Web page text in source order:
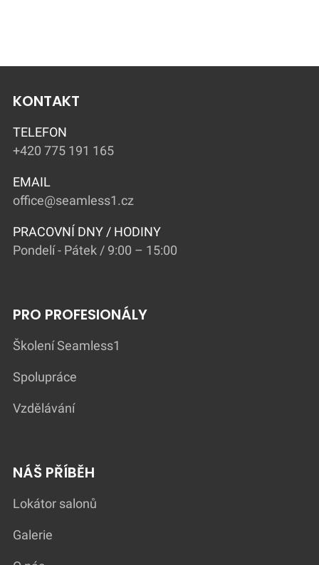
KONTAKT
TELEFON
+420 775 191 165
EMAIL
office@seamless1.cz
PRACOVNÍ DNY / HODINY
Pondelí - Pátek / 9:00 – 15:00
PRO PROFESIONÁLY
Školení Seamless1
Spolupráce
Vzdělávání
NÁŠ PŘÍBĚH
Lokátor salonů
Galerie